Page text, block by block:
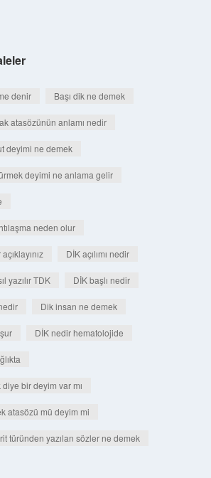
denir Başı dik ne demek
atasözünün anlamı nedir
deyimi ne demek
deyimi ne anlama gelir
neden olur
DİK açılımı nedir
yazılır TDK DİK başlı nedir
Dik insan ne demek
DİK nedir hematolojide
bir deyim var mı
atasözü mü deyim mi
türünden yazılan sözler ne demek